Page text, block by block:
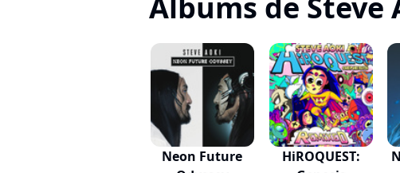
Neon Future
HiROQUEST: